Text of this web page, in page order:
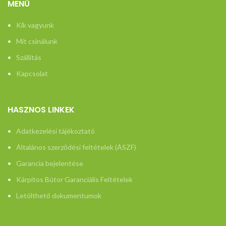
MENÜ
Kik vagyunk
Mit csinálunk
Szállítás
Kapcsolat
HASZNOS LINKEK
Adatkezelési tájékoztató
Általános szerződési feltételek (ÁSZF)
Garancia bejelentése
Kárpitos Bútor Garanciális Feltételek
Letölthető dokumentumok